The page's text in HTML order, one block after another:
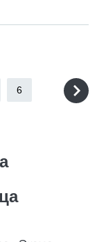
6